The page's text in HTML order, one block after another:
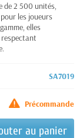
de 2 500 unités,
les joueurs
elles
SA7019
Précommande
au panier